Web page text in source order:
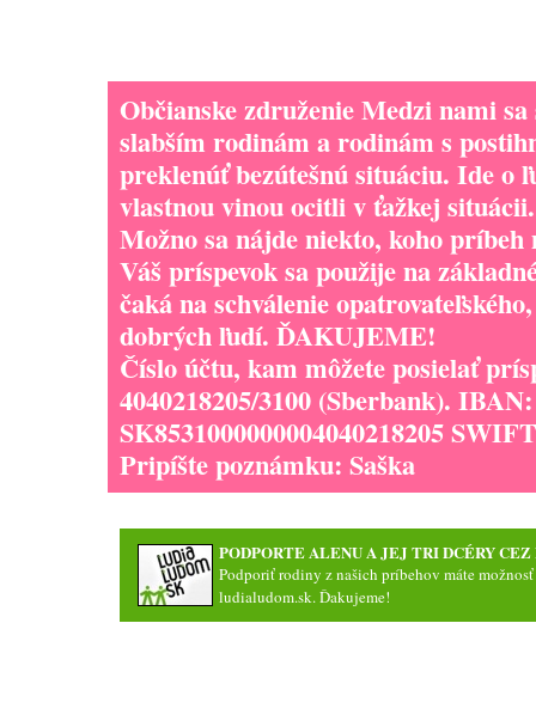
Občianske združenie Medzi nami
slabším rodinám a rodinám s
preklenúť bezútešnú situáciu. Ide o
vlastnou vinou ocitli v ťažkej situácii.
Možno sa nájde niekto, koho
Váš príspevok sa použije na
čaká na schválenie
dobrých ľudí. ĎAKUJEME!
Číslo účtu, kam môžete posielať
4040218205/3100 (Sberbank). IBAN:
SK8531000000004040218205
Pripíšte poznámku: Saška
PODPORTE ALENU A JEJ TRI DCÉRY
Podporiť rodiny z našich príbehov máte
ludialudom.sk. Ďakujeme!